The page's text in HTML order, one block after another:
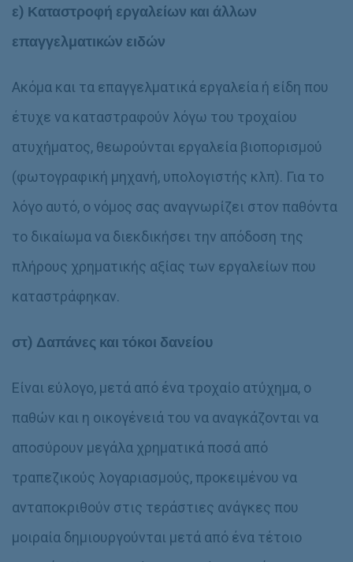
ε) Καταστροφή εργαλείων και άλλων
επαγγελματικών ειδών
Ακόμα και τα επαγγελματικά εργαλεία ή είδη που
έτυχε να καταστραφούν λόγω του τροχαίου
ατυχήματος, θεωρούνται εργαλεία βιοπορισμού
(φωτογραφική μηχανή, υπολογιστής κλπ). Για το
λόγο αυτό, ο νόμος σας αναγνωρίζει στον παθόντα
το δικαίωμα να διεκδικήσει την απόδοση της
πλήρους χρηματικής αξίας των εργαλείων που
καταστράφηκαν.
στ) Δαπάνες και τόκοι δανείου
Είναι εύλογο, μετά από ένα τροχαίο ατύχημα, ο
παθών και η οικογένειά του να αναγκάζονται να
αποσύρουν μεγάλα χρηματικά ποσά από
τραπεζικούς λογαριασμούς, προκειμένου να
ανταποκριθούν στις τεράστιες ανάγκες που
μοιραία δημιουργούνται μετά από ένα τέτοιο